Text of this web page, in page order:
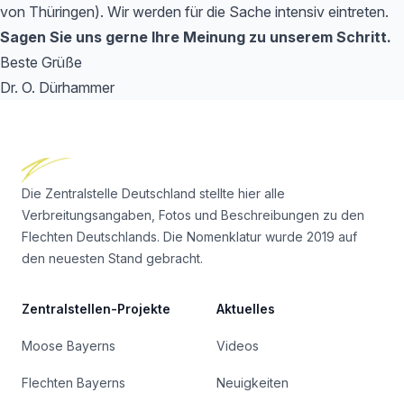
von Thüringen). Wir werden für die Sache intensiv eintreten.
Sagen Sie uns gerne Ihre Meinung zu unserem Schritt.
Beste Grüße
Dr. O. Dürhammer
Die Zentralstelle Deutschland stellte hier alle
Verbreitungsangaben, Fotos und Beschreibungen zu den
Flechten Deutschlands. Die Nomenklatur wurde 2019 auf
den neuesten Stand gebracht.
Zentralstellen-Projekte
Moose Bayerns
Flechten Bayerns
Aktuelles
Videos
Neuigkeiten